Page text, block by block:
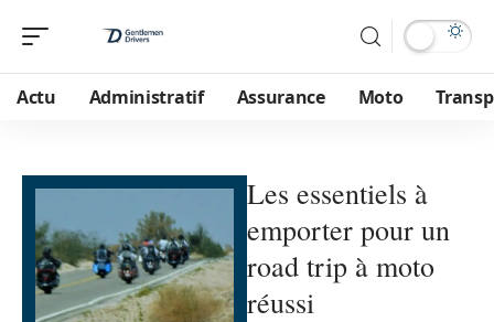
Actu Administratif Assurance Moto
Les essentiels à
emporter pour un
road trip à moto
réussi